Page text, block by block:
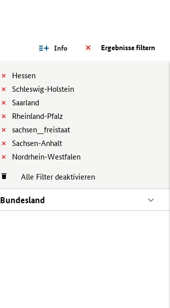
Ergebnisse filtern
Info
Hessen
Schleswig-Holstein
Saarland
Rheinland-Pfalz
sachsen__freistaat
Sachsen-Anhalt
Nordrhein-Westfalen
Alle Filter deaktivieren
Bundesland